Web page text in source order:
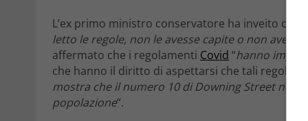
L’ex primo ministro conservatore ha inveito
letto le regole, non le avesse capite o non
affermato che i regolamenti Covid “hanno
che hanno il diritto di aspettarsi che tali regole
mostra che il numero 10 di Downing Street non
popolazione“.